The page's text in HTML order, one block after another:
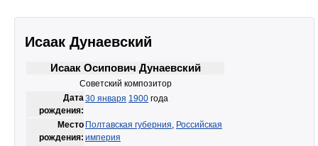
Исаак Дунаевский
Исаак Осипович Дунаевский
Советский композитор
Дата
рождения:
30 января 1900 года
Место
рождения:
Полтавская губерния, Российская
империя